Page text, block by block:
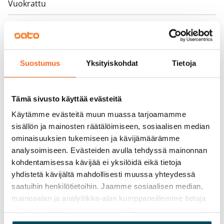
Suostumus Yksityiskohdat Tietoja
Tämä sivusto käyttää evästeitä
Käytämme evästeitä muun muassa tarjoamamme
sisällön ja mainosten räätälöimiseen, sosiaalisen median
ominaisuuksien tukemiseen ja kävijämäärämme
analysoimiseen. Evästeiden avulla tehdyssä mainonnan
kohdentamisessa kävijää ei yksilöidä eikä tietoja
yhdistetä kävijältä mahdollisesti muussa yhteydessä
saatuihin henkilötietoihin. Jaamme sosiaalisen median,
mainosalan ja analytiikka-alan kumppaneillemme tietoja
yhdistää näitä tietoja muihin tietoihin, joita olet antanut
Vuokrattu
Ei
Vuokra
Vuokravakuus
Kotivakuutus
Pakollinen, ei sisälly vuokraan
Vesimaksu
27 €/hlö/kk
Sähkömaksu
Vuokralainen solmii itse sähkösopimuksen.
Laajakaista